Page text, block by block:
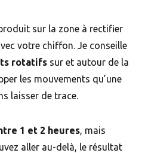
sur la zone à rectifier
votre chiffon. Je conseille
rotatifs sur et autour de la
les mouvements qu’une
laisser de trace.
1 et 2 heures, mais
aller au-delà, le résultat